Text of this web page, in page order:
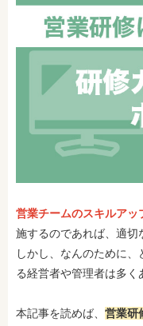
営業チームのスキルアッ
施するのであれば、適切
しかし、なんのために
る経営者や管理者は多く
本記事を読めば、 営業研